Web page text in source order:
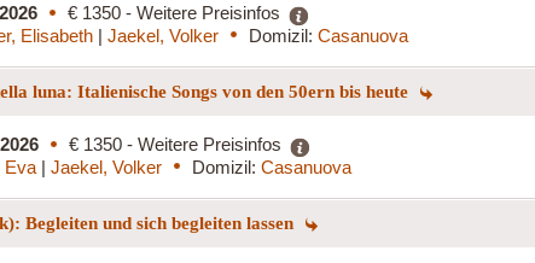
€ 1350 - Weitere Preisinfos
Elisabeth | Jaekel, Volker Domizil: Casanuova
luna: Italienische Songs von den 50ern bis heute
€ 1350 - Weitere Preisinfos
Eva | Jaekel, Volker Domizil: Casanuova
Begleiten und sich begleiten lassen